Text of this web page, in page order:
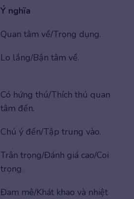
Ý nghĩa
Quan tâm về/Trọng dụng.
Lo lắng/Bận tâm về.
Có hứng thú/Thích thú quan
tâm đến.
Chú ý đến/Tập trung vào.
Trân trọng/Đánh giá cao/Coi
trọng.
Đam mê/Khát khao và nhiệt